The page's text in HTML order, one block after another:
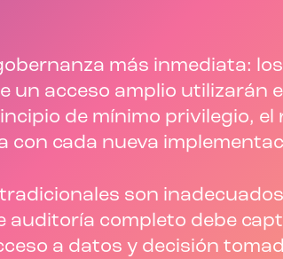
más inmediata: los
un acceso amplio utilizarán
de mínimo privilegio, el
con cada nueva
son
auditoría completo debe
a datos y decisión